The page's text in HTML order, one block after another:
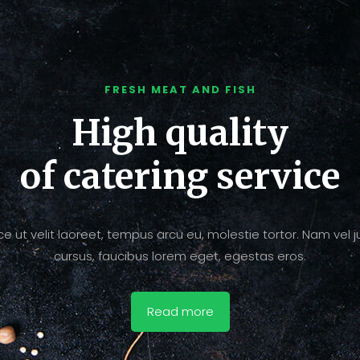
FRESH MEAT AND FISH
High quality
of catering service
ut velit laoreet, tempus arcu eu, molestie tortor. Nam vel
cursus, faucibus lorem eget, egestas eros.
Read more